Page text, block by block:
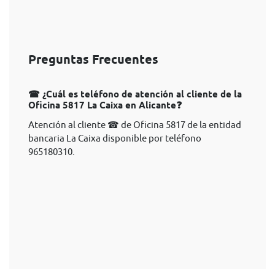
Preguntas Frecuentes
☎ ¿Cuál es teléfono de atención al cliente de la
Oficina 5817 La Caixa en Alicante❓
Atención al cliente ☎ de Oficina 5817 de la entidad
bancaria La Caixa disponible por teléfono
965180310.